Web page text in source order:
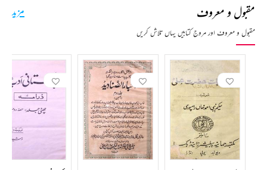
مقبول و معروف
مقبول و معروف اور مروج کتابیں یہاں تلاش کریں
مزید